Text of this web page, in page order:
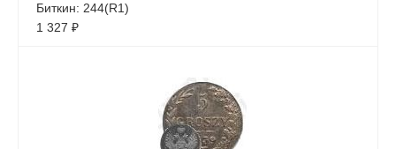
Биткин: 244(R1)
1 327 ₽